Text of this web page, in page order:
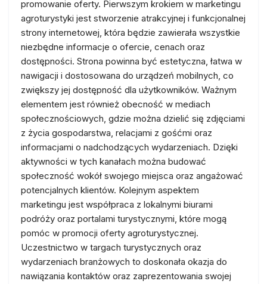
promowanie oferty. Pierwszym krokiem w marketingu
agroturystyki jest stworzenie atrakcyjnej i funkcjonalnej
strony internetowej, która będzie zawierała wszystkie
niezbędne informacje o ofercie, cenach oraz
dostępności. Strona powinna być estetyczna, łatwa w
nawigacji i dostosowana do urządzeń mobilnych, co
zwiększy jej dostępność dla użytkowników. Ważnym
elementem jest również obecność w mediach
społecznościowych, gdzie można dzielić się zdjęciami
z życia gospodarstwa, relacjami z gośćmi oraz
informacjami o nadchodzących wydarzeniach. Dzięki
aktywności w tych kanałach można budować
społeczność wokół swojego miejsca oraz angażować
potencjalnych klientów. Kolejnym aspektem
marketingu jest współpraca z lokalnymi biurami
podróży oraz portalami turystycznymi, które mogą
pomóc w promocji oferty agroturystycznej.
Uczestnictwo w targach turystycznych oraz
wydarzeniach branżowych to doskonała okazja do
nawiązania kontaktów oraz zaprezentowania swojej